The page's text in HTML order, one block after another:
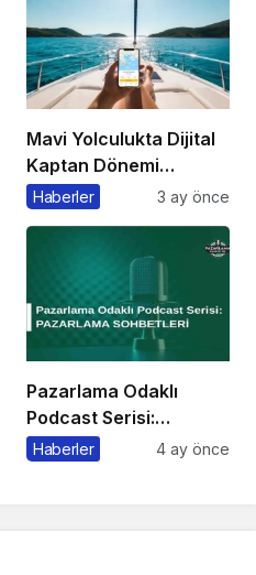
Mavi Yolculukta Dijital
Kaptan Dönemi
Başlıyor
Haberler 3 ay önce
Pazarlama Odaklı
Podcast Serisi:
Pazarlama Sohbetleri
Haberler 4 ay önce